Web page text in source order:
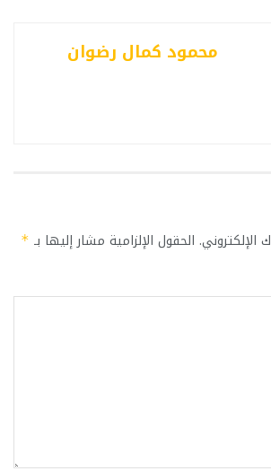
محمود كمال رضوان
الإلكتروني. الحقول الإلزامية مشار إليها بـ *